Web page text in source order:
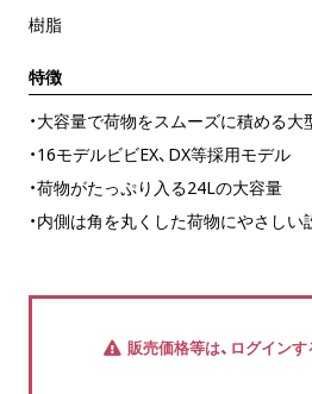
樹脂
特徴
・大容量で荷物をスムーズに積める大
・16モデルビビEX、DX等採用モデル
・荷物がたっぷり入る24Lの大容量
・内側は角を丸くした荷物にやさしい
販売価格等は、ログイン